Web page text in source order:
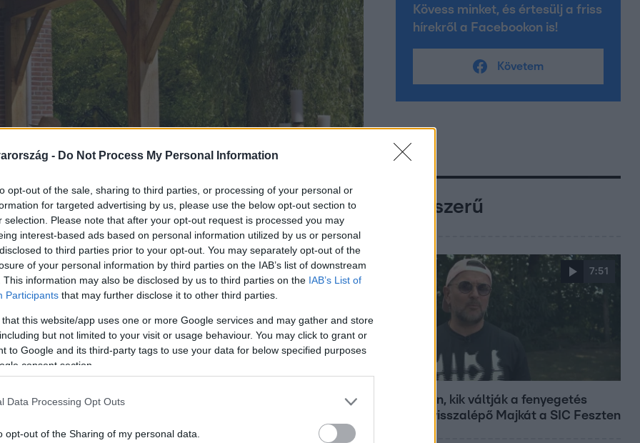
- Do Not Process My Personal Information
opt-out of the sale, sharing to third parties, or processing of your personal or
for targeted advertising by us, please use the below opt-out section to
selection. Please note that after your opt-out request is processed you may
interest-based ads based on personal information utilized by us or personal
to third parties prior to your opt-out. You may separately opt-out of the
of your personal information by third parties on the IAB’s list of downstream
This information may also be disclosed by us to third parties on the IAB’s List of
Participants that may further disclose it to other third parties.
that this website/app uses one or more Google services and may gather and store
but not limited to your visit or usage behaviour. You may click to grant or
to Google and its third-party tags to use your data for below specified purposes
consent section.
Data Processing Opt Outs
opt-out of the Sharing of my personal data.
Kövess minket, és értesülj a friss
hírekről a Facebookon is!
Követem
Népszerű
7:51
Megvan, kik váltják a fenyegetés
miatt visszalépő Majkát a SIC Feszten